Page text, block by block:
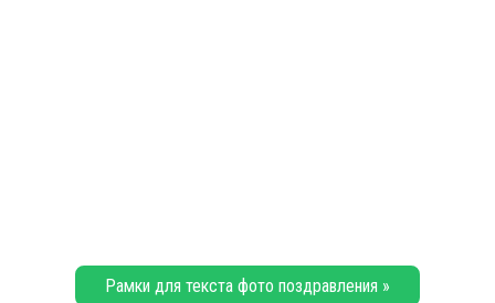
Рамки для текста фото поздравления »